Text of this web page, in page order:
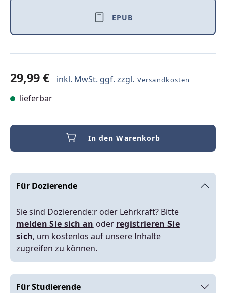
EPUB
29,99 € inkl. MwSt. ggf. zzgl. Versandkosten
lieferbar
In den Warenkorb
Für Dozierende
Sie sind Dozierende:r oder Lehrkraft? Bitte
melden Sie sich an oder registrieren Sie
sich, um kostenlos auf unsere Inhalte
zugreifen zu können.
Für Studierende